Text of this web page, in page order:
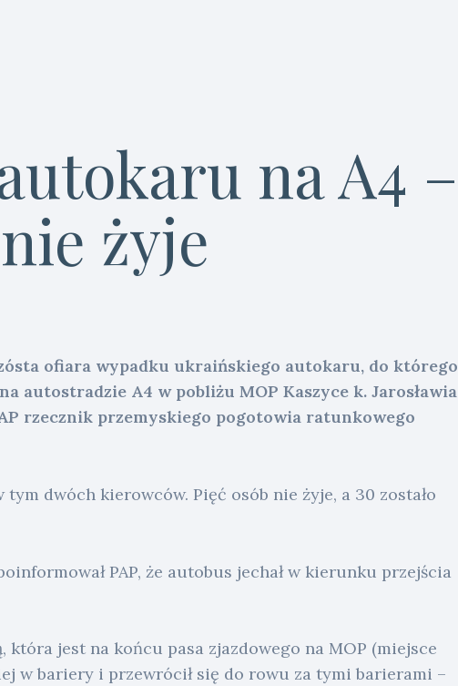
na A4 –
żyje
ofiara wypadku ukraińskiego autokaru, do którego
autostradzie A4 w pobliżu MOP Kaszyce k. Jarosławia
rzecznik przemyskiego pogotowia ratunkowego
tym dwóch kierowców. Pięć osób nie żyje, a 30 zostało
PAP, że autobus jechał w kierunku przejścia
która jest na końcu pasa zjazdowego na MOP (miejsce
w bariery i przewrócił się do rowu za tymi barierami –